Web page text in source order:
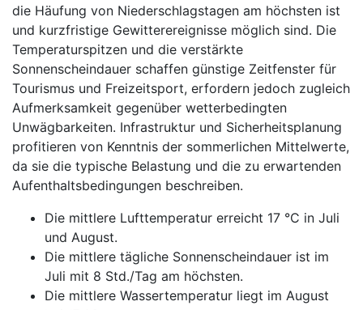
die Häufung von Niederschlagstagen am höchsten ist
und kurzfristige Gewitterereignisse möglich sind. Die
Temperaturspitzen und die verstärkte
Sonnenscheindauer schaffen günstige Zeitfenster für
Tourismus und Freizeitsport, erfordern jedoch zugleich
Aufmerksamkeit gegenüber wetterbedingten
Unwägbarkeiten. Infrastruktur und Sicherheitsplanung
profitieren von Kenntnis der sommerlichen Mittelwerte,
da sie die typische Belastung und die zu erwartenden
Aufenthaltsbedingungen beschreiben.
Die mittlere Lufttemperatur erreicht 17 °C in Juli
und August.
Die mittlere tägliche Sonnenscheindauer ist im
Juli mit 8 Std./Tag am höchsten.
Die mittlere Wassertemperatur liegt im August